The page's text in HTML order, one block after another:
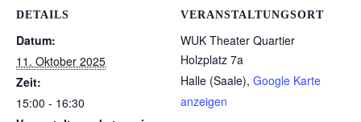
DETAILS
Datum:
11. Oktober 2025
Zeit:
15:00 - 16:30
VERANSTALTUNGSORT
WUK Theater Quartier
Holzplatz 7a
Halle (Saale), Google Karte
anzeigen